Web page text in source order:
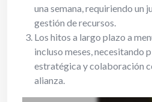
una semana, requiriendo un
gestión de recursos.
Los hitos a largo plazo a
incluso meses, necesitando
estratégica y colaboración
alianza.